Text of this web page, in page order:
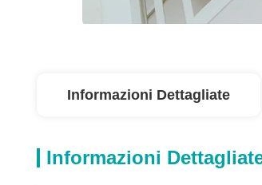
Informazioni Dettagliate
Informazioni